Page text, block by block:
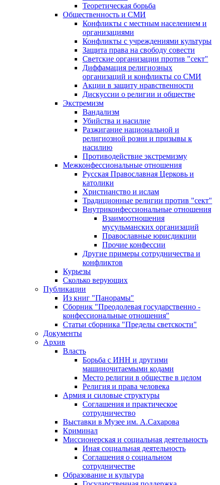
Теоретическая борьба
Общественность и СМИ
Конфликты с местным населением и
организациями
Конфликты с учреждениями культуры
Защита права на свободу совести
Светские организации против "сект"
Диффамация религиозных
организаций и конфликты со СМИ
Акции в защиту нравственности
Дискуссии о религии и обществе
Экстремизм
Вандализм
Убийства и насилие
Разжигание национальной и
религиозной розни и призывы к
насилию
Противодействие экстремизму
Межконфессиональные отношения
Русская Православная Церковь и
католики
Христианство и ислам
Традиционные религии против "сект"
Внутриконфессиональные отношения
Взаимоотношения
мусульманских организаций
Православные юрисдикции
Прочие конфессии
Другие примеры сотрудничества и
конфликтов
Курьезы
Сколько верующих
Публикации
Из книг "Панорамы"
Сборник "Преодолевая государственно -
конфессиональные отношения"
Статьи сборника "Пределы светскости"
Документы
Архив
Власть
Борьба с ИНН и другими
машиночитаемыми кодами
Место религии в обществе в целом
Религия и права человека
Армия и силовые структуры
Соглашения и практическое
сотрудничество
Выставки в Музее им. А.Сахарова
Криминал
Миссионерская и социальная деятельность
Иная социальная деятельность
Соглашения о социальном
сотрудничестве
Образование и культура